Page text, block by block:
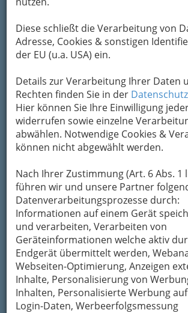
Diese schließt die Verarbeitung von
Adresse, Cookies & sonstigen
der EU (u.a. USA) ein.
Details zur Verarbeitung Ihrer Daten
Rechten finden Sie in der
Hier können Sie Ihre Einwilligung
widerrufen sowie einzelne
abwählen. Notwendige Cookies &
können nicht abgewählt werden.
Nach Ihrer Zustimmung (Art. 6 Abs. 1
führen wir und unsere Partner
Datenverarbeitungsprozesse durch:
Informationen auf einem Gerät
und verarbeiten, Verarbeiten von
Geräteinformationen welche aktiv
Endgerät übermittelt werden,
Webseiten-Optimierung, Anzeigen
Inhalte, Personalisierung von
Inhalten, Personalisierte Werbung
Login-Daten, Werbeerfolgsmessung
Kontaktaufnahme
Um die Info-Graz Firmen
bewahren, verwenden wir an dieser
Übermittlung Ihrer Nachricht
Formular. Ihre Nachricht wird
Absenden umgehend per
Unternehmen Carla
weitergeleitet.
Meine Email Adresse
Mein Betreff
Meine Nachricht